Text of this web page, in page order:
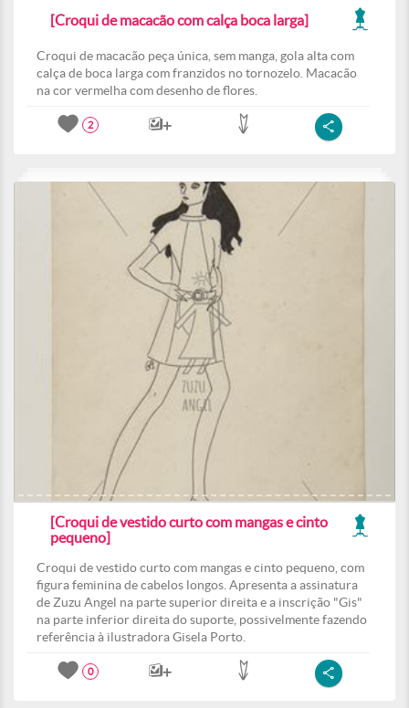
[Croqui de macacão com calça boca larga]
Croqui de macacão peça única, sem manga, gola alta com
calça de boca larga com franzidos no tornozelo. Macacão
na cor vermelha com desenho de flores.
2
[Croqui de vestido curto com mangas e cinto
pequeno]
Croqui de vestido curto com mangas e cinto pequeno, com
figura feminina de cabelos longos. Apresenta a assinatura
de Zuzu Angel na parte superior direita e a inscrição "Gis"
na parte inferior direita do suporte, possivelmente fazendo
referência à ilustradora Gisela Porto.
0